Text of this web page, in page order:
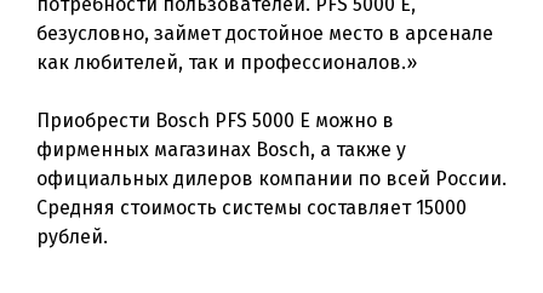
безусловно, займет достойное место в арсенале
как любителей, так и профессионалов.»
Приобрести Bosch PFS 5000 E можно в
фирменных магазинах Bosch, а также у
официальных дилеров компании по всей России.
Средняя стоимость системы составляет 15000
рублей.